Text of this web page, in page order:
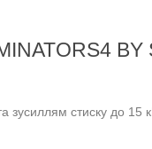
зусиллям стиску до 15